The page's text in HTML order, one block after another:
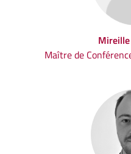
Maître de